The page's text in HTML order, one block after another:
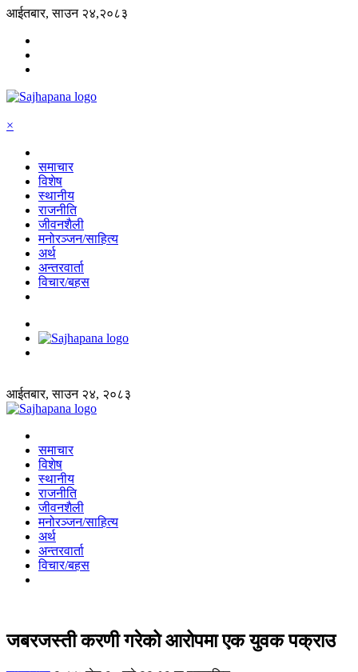
आईतबार, साउन २४,२०८३
×
समाचार
विशेष
स्थानीय
राजनीति
जीवनशैली
मनोरञ्जन/साहित्य
अर्थ
अन्तरवार्ता
विचार/बहस
आईतबार, साउन २४, २०८३
समाचार
विशेष
स्थानीय
राजनीति
जीवनशैली
मनोरञ्जन/साहित्य
अर्थ
अन्तरवार्ता
विचार/बहस
जबरजस्ती करणी गरेको आरोपमा एक युवक पक्राउ